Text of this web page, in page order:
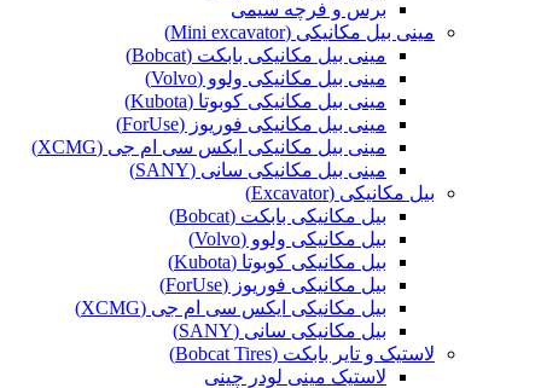
برس و فرچه سیمی
مینی بیل مکانیکی (Mini excavator)
مینی بیل مکانیکی بابکت (Bobcat)
مینی بیل مکانیکی ولوو (Volvo)
مینی بیل مکانیکی کوبوتا (Kubota)
مینی بیل مکانیکی فوریوز (ForUse)
مینی بیل مکانیکی ایکس سی ام جی (XCMG)
مینی بیل مکانیکی سانی (SANY)
بیل مکانیکی (Excavator)
بیل مکانیکی بابکت (Bobcat)
بیل مکانیکی ولوو (Volvo)
بیل مکانیکی کوبوتا (Kubota)
بیل مکانیکی فوریوز (ForUse)
بیل مکانیکی ایکس سی ام جی (XCMG)
بیل مکانیکی سانی (SANY)
لاستیک و تایر بابکت (Bobcat Tires)
لاستیک مینی لودر چینی